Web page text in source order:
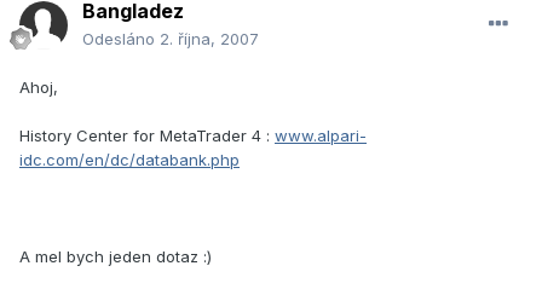
Bangladez
Odesláno 2. října, 2007
Ahoj,
History Center for MetaTrader 4 : www.alpari-
idc.com/en/dc/databank.php
A mel bych jeden dotaz :)